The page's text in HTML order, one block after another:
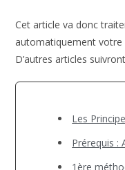
Cet article va donc
automatiquement votre
D’autres articles
Les
Prérequis :
1ère